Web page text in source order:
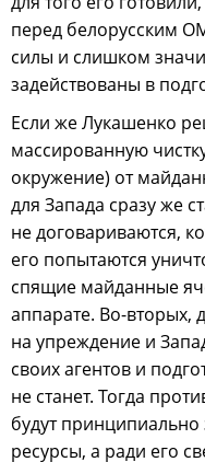
перед белорусским
силы и слишком
задействованы в
Если же Лукашенко
массированную
окружение) от
для Запада сразу же
не договариваются,
его попытаются
спящие майданные
аппарате. Во-вторых,
на упреждение и
своих агентов и
не станет. Тогда
будут
ресурсы, а ради его